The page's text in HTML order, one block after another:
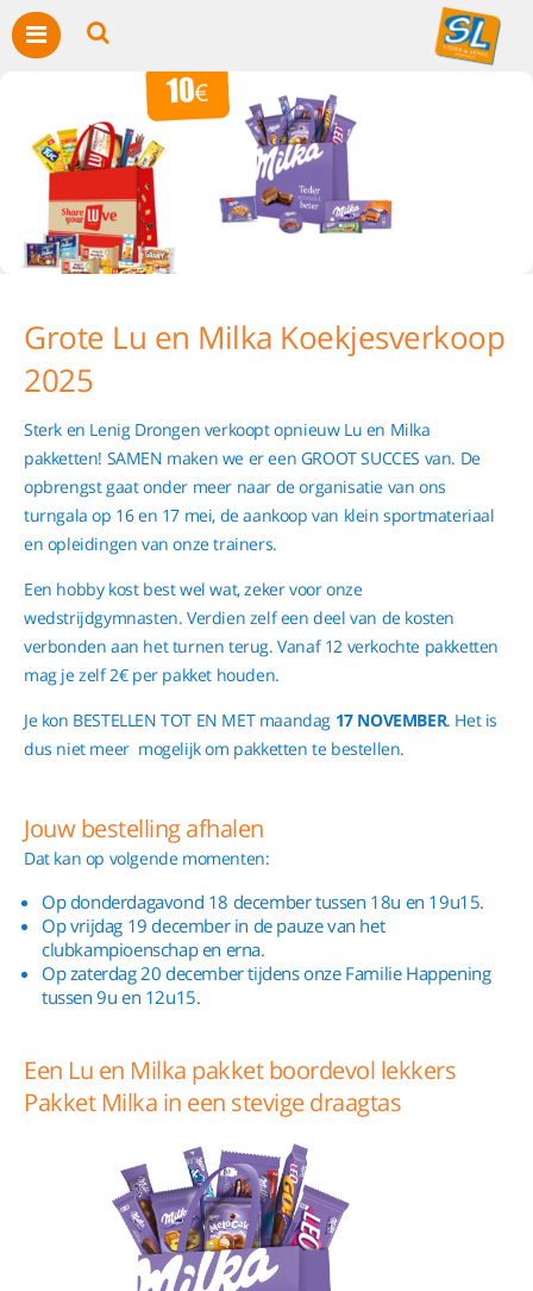
Grote Lu en Milka Koekjesverkoop
2025
Sterk en Lenig Drongen verkoopt opnieuw Lu en Milka
pakketten! SAMEN maken we er een GROOT SUCCES van. De
opbrengst gaat onder meer naar de organisatie van ons
turngala op 16 en 17 mei, de aankoop van klein sportmateriaal
en opleidingen van onze trainers.
Een hobby kost best wel wat, zeker voor onze
wedstrijdgymnasten. Verdien zelf een deel van de kosten
verbonden aan het turnen terug. Vanaf 12 verkochte pakketten
mag je zelf 2€ per pakket houden.
Je kon BESTELLEN TOT EN MET maandag 17 NOVEMBER. Het is
dus niet meer mogelijk om pakketten te bestellen.
Jouw bestelling afhalen
Dat kan op volgende momenten:
Op donderdagavond 18 december tussen 18u en 19u15.
Op vrijdag 19 december in de pauze van het
clubkampioenschap en erna.
Op zaterdag 20 december tijdens onze Familie Happening
tussen 9u en 12u15.
Een Lu en Milka pakket boordevol lekkers
Pakket Milka in een stevige draagtas